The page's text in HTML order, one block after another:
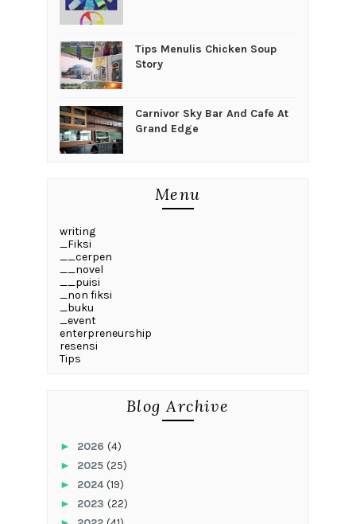
Tips Menulis Chicken Soup
Story
Carnivor Sky Bar And Cafe At
Grand Edge
Menu
writing
_Fiksi
__cerpen
__novel
__puisi
_non fiksi
_buku
_event
enterpreneurship
resensi
Tips
Blog Archive
► 2026 (4)
► 2025 (25)
► 2024(19)
► 2023 (22)